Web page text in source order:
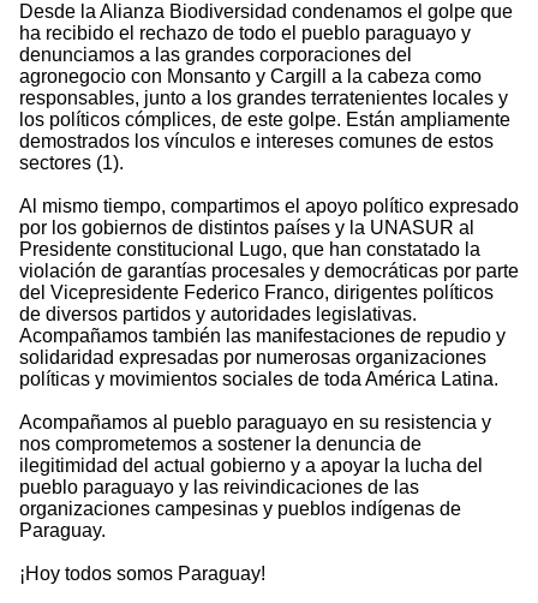
Desde la Alianza Biodiversidad condenamos el golpe que
ha recibido el rechazo de todo el pueblo paraguayo y
denunciamos a las grandes corporaciones del
agronegocio con Monsanto y Cargill a la cabeza como
responsables, junto a los grandes terratenientes locales y
los políticos cómplices, de este golpe. Están ampliamente
demostrados los vínculos e intereses comunes de estos
sectores (1).
Al mismo tiempo, compartimos el apoyo político expresado
por los gobiernos de distintos países y la UNASUR al
Presidente constitucional Lugo, que han constatado la
violación de garantías procesales y democráticas por parte
del Vicepresidente Federico Franco, dirigentes políticos
de diversos partidos y autoridades legislativas.
Acompañamos también las manifestaciones de repudio y
solidaridad expresadas por numerosas organizaciones
políticas y movimientos sociales de toda América Latina.
Acompañamos al pueblo paraguayo en su resistencia y
nos comprometemos a sostener la denuncia de
ilegitimidad del actual gobierno y a apoyar la lucha del
pueblo paraguayo y las reivindicaciones de las
organizaciones campesinas y pueblos indígenas de
Paraguay.
¡Hoy todos somos Paraguay!